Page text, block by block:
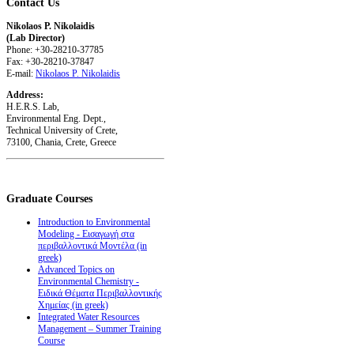
Nikolaos P. Nikolaidis
(Lab Director)
Phone: +30-28210-37785
Fax: +30-28210-37847
E-mail: Nikolaos P. Nikolaidis
Address:
H.E.R.S. Lab,
Environmental Eng. Dept.,
Technical University of Crete,
73100, Chania, Crete, Greece
Graduate Courses
Introduction to Environmental
Modeling - Εισαγωγή στα
περιβαλλοντικά Μοντέλα (in
greek)
Advanced Topics on
Environmental Chemistry -
Ειδικά Θέματα Περιβαλλοντικής
Χημείας (in greek)
Integrated Water Resources
Management – Summer Training
Course